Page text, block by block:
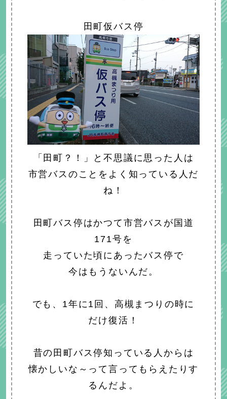
田町仮バス停
「田町？！」と不思議に思った人は
市営バスのことをよく知っている人だ
ね！
田町バス停はかつて市営バスが国道
171号を
走っていた頃にあったバス停で
今はもうないんだ。
でも、1年に1回、高槻まつりの時に
だけ復活！
昔の田町バス停知っている人からは
懐かしいな～って言ってもらえたりす
るんだよ。